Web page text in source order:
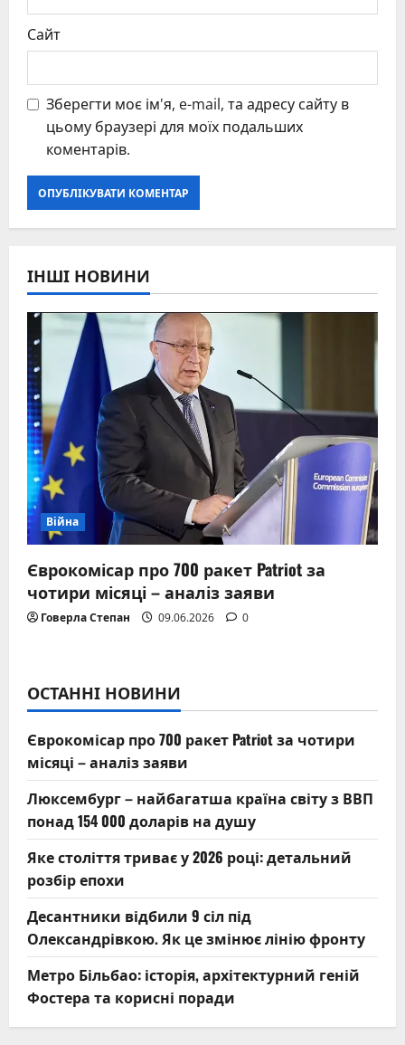
Сайт
Зберегти моє ім'я, e-mail, та адресу сайту в
цьому браузері для моїх подальших
коментарів.
ІНШІ НОВИНИ
Війна
Єврокомісар про 700 ракет Patriot за
чотири місяці – аналіз заяви
Говерла Степан 09.06.2026 0
ОСТАННІ НОВИНИ
Єврокомісар про 700 ракет Patriot за чотири
місяці – аналіз заяви
Люксембург – найбагатша країна світу з ВВП
понад 154 000 доларів на душу
Яке століття триває у 2026 році: детальний
розбір епохи
Десантники відбили 9 сіл під
Олександрівкою. Як це змінює лінію фронту
Метро Більбао: історія, архітектурний геній
Фостера та корисні поради